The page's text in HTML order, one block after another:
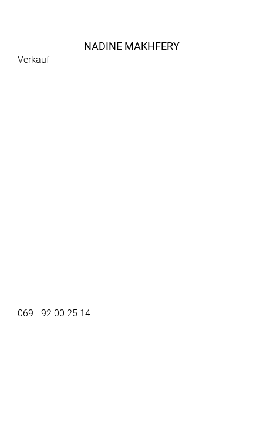
NADINE MAKHFERY
Verkauf
069 - 92 00 25 14